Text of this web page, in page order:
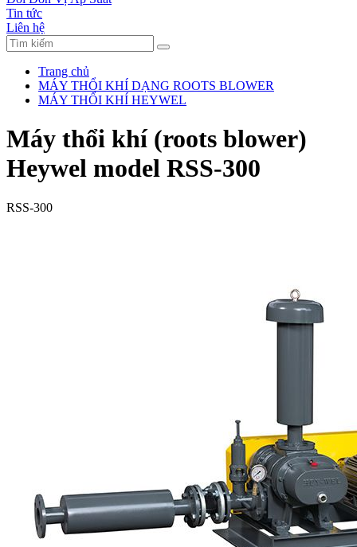
Tin tức
Liên hệ
Trang chủ
MÁY THỔI KHÍ DẠNG ROOTS BLOWER
MÁY THỔI KHÍ HEYWEL
Máy thổi khí (roots blower)
Heywel model RSS-300
RSS-300